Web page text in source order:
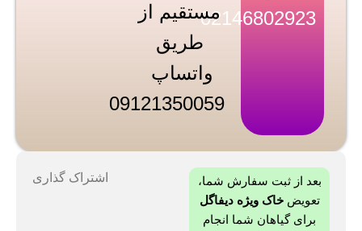
02146802923مستقیم از
طریق
واتساپ
09121350059
بعد از ثبت سفارش شما،
تعویضخاک ویژه دیفاگل
برای گیاهان شما انجام
اشتراک گذاری